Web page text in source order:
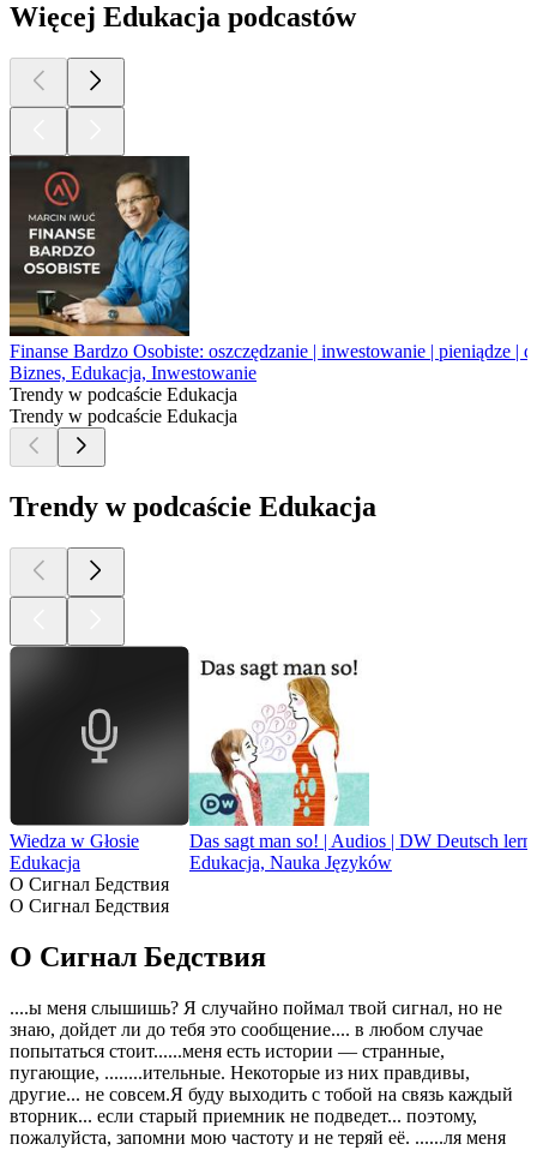
Więcej Edukacja podcastów
Finanse Bardzo Osobiste: oszczędzanie | inwestowanie | pieniądze |
Biznes, Edukacja, Inwestowanie
Trendy w podcaście Edukacja
Trendy w podcaście Edukacja
Trendy w podcaście Edukacja
Wiedza w Głosie
Edukacja
Das sagt man so! | Audios | DW Deutsch
Edukacja, Nauka Języków
O Сигнал Бедствия
O Сигнал Бедствия
O Сигнал Бедствия
....ы меня слышишь? Я случайно поймал твой сигнал, но не
знаю, дойдет ли до тебя это сообщение.... в любом случае
попытаться стоит......меня есть истории — странные,
пугающие, ........ительные. Некоторые из них правдивы,
другие... не совсем.Я буду выходить с тобой на связь каждый
вторник... если старый приемник не подведет... поэтому,
пожалуйста, запомни мою частоту и не теряй её. ......ля меня